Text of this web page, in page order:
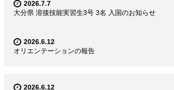
2026.7.7
大分県 溶接技能実習生3号 3名 入国のお知らせ
2026.6.12
オリエンテーションの報告
2026.6.12